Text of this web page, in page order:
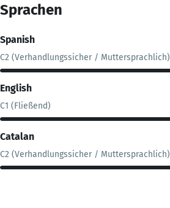
Sprachen
Spanish
C2 (Verhandlungssicher / Muttersprachlich)
English
C1 (Fließend)
Catalan
C2 (Verhandlungssicher / Muttersprachlich)